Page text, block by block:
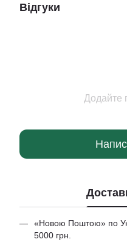
Відгуки
Додайте
«Новою Поштою» по
5000 грн.